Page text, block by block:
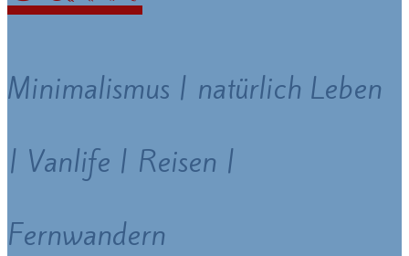
Minimalismus | natürlich Leben
| Vanlife | Reisen |
Fernwandern